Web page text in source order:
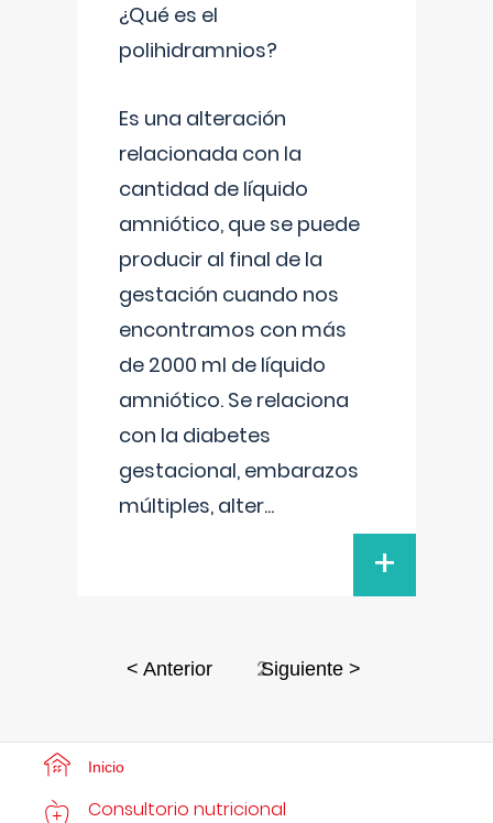
¿Qué es el
polihidramnios?
Es una alteración
relacionada con la
cantidad de líquido
amniótico, que se puede
producir al final de la
gestación cuando nos
encontramos con más
de 2000 ml de líquido
amniótico. Se relaciona
con la diabetes
gestacional, embarazos
múltiples, alter...
+
< Anterior 2Siguiente >
Inicio
Consultorio nutricional